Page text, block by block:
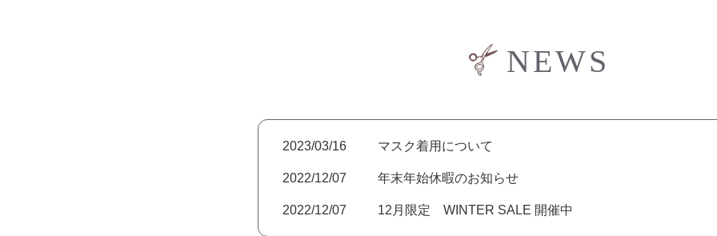
NEWS
2023/03/16 マスク着用について
2022/12/07 年末年始休暇のお知らせ
2022/12/07 12月限定 WINTER SALE 開催中